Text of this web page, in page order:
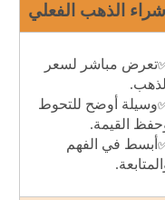
شراء الذهب الفعلي
مباشر لسعر
الذهب.
أوضح للتحوط
القيمة.
في الفهم